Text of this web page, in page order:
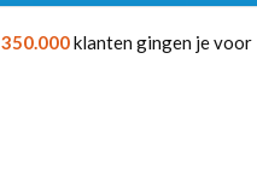
350.000klanten gingen je voor